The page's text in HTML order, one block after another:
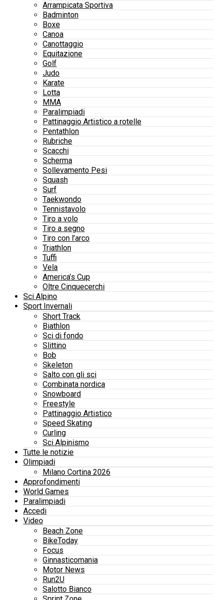
Arrampicata Sportiva
Badminton
Boxe
Canoa
Canottaggio
Equitazione
Golf
Judo
Karate
Lotta
MMA
Paralimpiadi
Pattinaggio Artistico a rotelle
Pentathlon
Rubriche
Scacchi
Scherma
Sollevamento Pesi
Squash
Surf
Taekwondo
Tennistavolo
Tiro a volo
Tiro a segno
Tiro con l’arco
Triathlon
Tuffi
Vela
America’s Cup
Oltre Cinquecerchi
Sci Alpino
Sport Invernali
Short Track
Biathlon
Sci di fondo
Slittino
Bob
Skeleton
Salto con gli sci
Combinata nordica
Snowboard
Freestyle
Pattinaggio Artistico
Speed Skating
Curling
Sci Alpinismo
Tutte le notizie
Olimpiadi
Milano Cortina 2026
Approfondimenti
World Games
Paralimpiadi
Accedi
Video
Beach Zone
BikeToday
Focus
Ginnasticomania
Motor News
Run2U
Salotto Bianco